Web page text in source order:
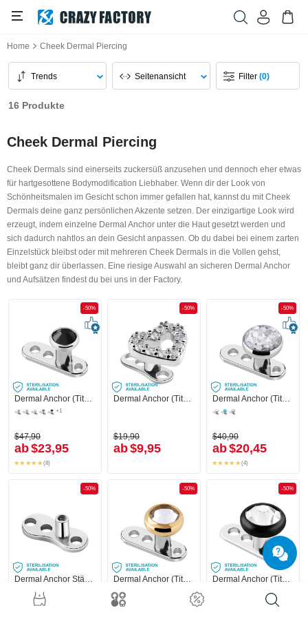
Home Cheek Dermal Piercing
Trends Seitenansicht Filter(0)
16 Produkte
Cheek Dermal Piercing
Cheek Dermals sind einerseits zuckersüß anzusehen und dennoch eher etwas
für hartgesottene Bodymodification Liebhaber. Wenn dir der Look von
Schönheitsmalen im Gesicht schon immer gefallen hat, kannst du mit Cheek
Dermals deine ganz persönlichen Akzente setzen. Der einzigartige Look wird
erzeugt, indem einzelne Dermal Anchor unter die Haut gesetzt werden und
sich dadurch nahtlos an dein Gesicht anpassen. Ob du dabei bei einem zarten
Einzelstück bleibst oder mit mehreren Cheek Dermals in die Vollen gehst,
bleibt ganz dir überlassen. Eine riesige Auswahl an sicheren Dermal Anchor
und Aufsätzen findest du bei uns in der Factory.
-50%
Dermal Anchor (Titan, glänzend) mit Innengewinde und Kristallstein
+1
$47,90
ab$23,95
(8)
-50%
Dermal Anchor (Titan, glänzend) mit Herz-Aufsatz und Kristallsteinchen
$19,90
ab$9,95
-50%
Dermal Anchor (Titan, glänzend) mit Innengewinde
$40,90
ab$20,45
(4)
-50% -50%
Dermal Anchor (Titan, glänzend) mit Kristallstein
-50%
Dermal Anchor (Titan, glänzend)